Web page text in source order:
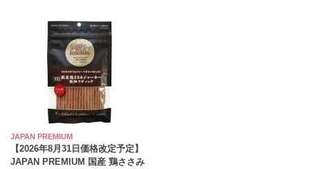
JAPAN PREMIUM
【2026年8月31日価格改定予定】
JAPAN PREMIUM 国産 鶏ささみ